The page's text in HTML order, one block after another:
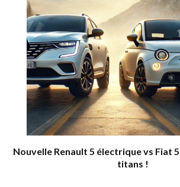
Nouvelle Renault 5 électrique vs Fiat
titans !